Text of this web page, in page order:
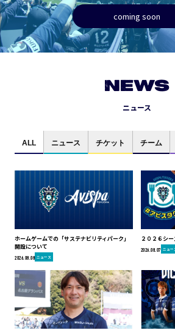
coming soon
NEWS
ニュース
ALL ニュース チケット チーム
ホームゲームでの「サステナビリティパーク」
開設について
2026.08.08 ニュース
２０２６シ
2026.08.07 ニュー